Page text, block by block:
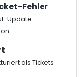
Fehler
Update —
als Tickets